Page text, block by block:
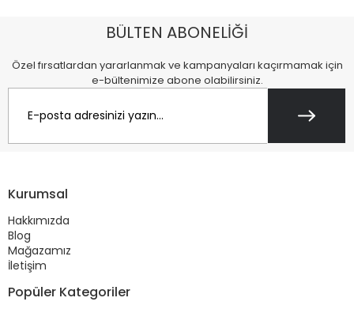
BÜLTEN ABONELİĞİ
Özel fırsatlardan yararlanmak ve kampanyaları kaçırmamak için
e-bültenimize abone olabilirsiniz.
Kurumsal
Hakkımızda
Blog
Mağazamız
İletişim
Popüler Kategoriler